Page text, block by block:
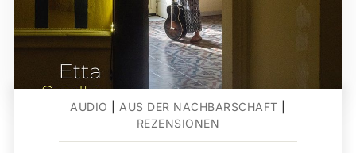
AUDIO AUS DER NACHBARSCHAFT
REZENSIONEN